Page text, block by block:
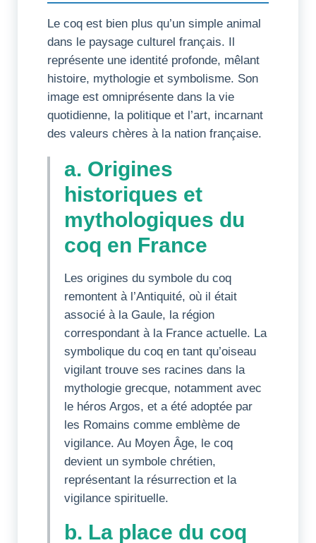
Le coq est bien plus qu’un simple animal
dans le paysage culturel français. Il
représente une identité profonde, mêlant
histoire, mythologie et symbolisme. Son
image est omniprésente dans la vie
quotidienne, la politique et l’art, incarnant
des valeurs chères à la nation française.
a. Origines
historiques et
mythologiques du
coq en France
Les origines du symbole du coq
remontent à l’Antiquité, où il était
associé à la Gaule, la région
correspondant à la France actuelle. La
symbolique du coq en tant qu’oiseau
vigilant trouve ses racines dans la
mythologie grecque, notamment avec
le héros Argos, et a été adoptée par
les Romains comme emblème de
vigilance. Au Moyen Âge, le coq
devient un symbole chrétien,
représentant la résurrection et la
vigilance spirituelle.
b. La place du coq